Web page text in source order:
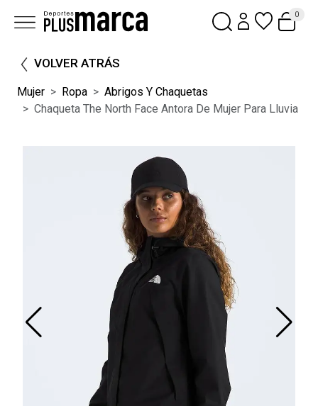
0
VOLVER ATRÁS
Mujer Ropa
Abrigos Y Chaquetas
Chaqueta The North Face Antora De Mujer Para Lluvia